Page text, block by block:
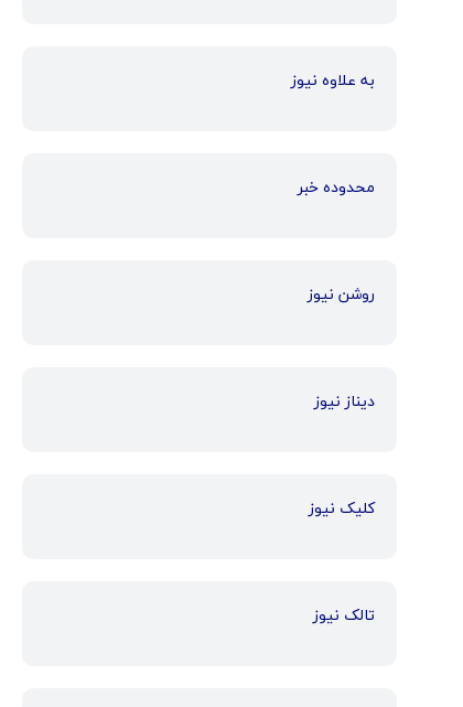
به علاوه نیوز
محدوده خبر
روشن نیوز
دیناز نیوز
کلیک نیوز
تالک نیوز